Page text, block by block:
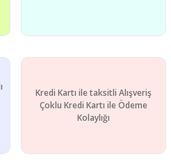
Kredi Kartı ile taksitli Alışveriş
Çoklu Kredi Kartı ile Ödeme
Kolaylığı